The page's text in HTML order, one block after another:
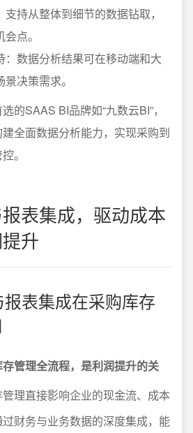
持从整体到细节的数据钻取，
点。
：数据分析结果可在移动端和大
决策需求。
的SAAS BI品牌如“九数云BI”，
全面数据分析能力，实现采购到
。
表集成，驱动成本
升
表集成在采购库存
管理全流程，是利润提升的关
理直接影响企业的现金流、成本
财务与业务数据的深度集成，能